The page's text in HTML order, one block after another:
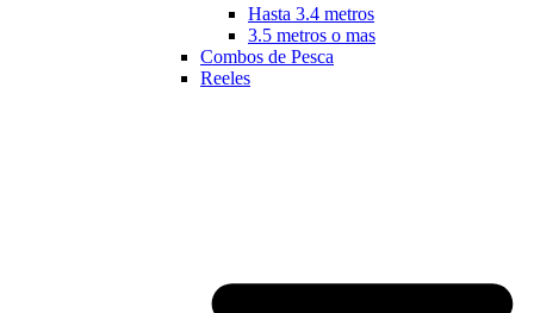
Hasta 3.4 metros
3.5 metros o mas
Combos de Pesca
Reeles